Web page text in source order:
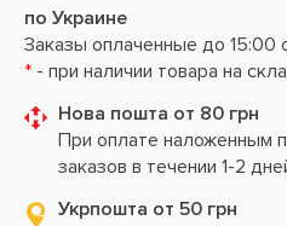
по Украине
Заказы оплаченные до 15:00
* - при наличии товара на
Нова пошта от 80 грн
При оплате наложенным
заказов в течении 1-2
Укрпошта от 50 грн